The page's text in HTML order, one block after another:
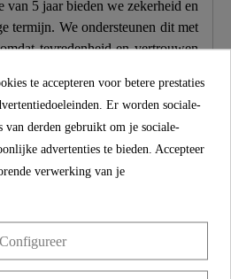
van 5 jaar bieden we zekerheid en
termijn. We ondersteunen dit met
tevredenheid en vertrouwen
te accepteren voor betere prestaties
Er worden sociale-
van derden gebruikt om je sociale-
advertenties te bieden. Accepteer
verwerking van je
Configureer